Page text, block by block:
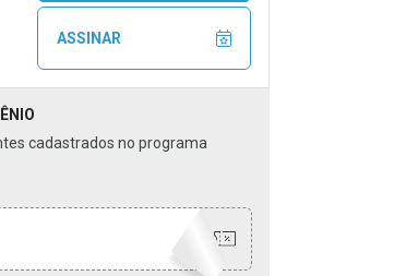
ASSINAR
cadastrados no programa